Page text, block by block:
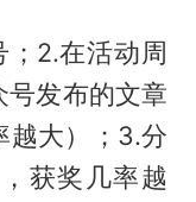
；2.在活动周
号发布的文章
越大）；3.分
获奖几率越